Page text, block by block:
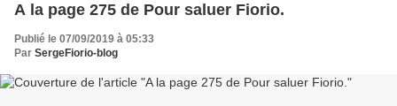
A la page 275 de Pour saluer Fiorio.
Publié le 07/09/2019 à 05:33
Par SergeFiorio-blog